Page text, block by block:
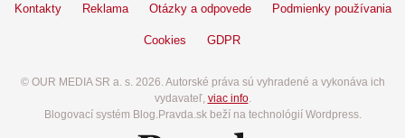
Kontakty Reklama Otázky a odpovede Podmienky používania
Cookies GDPR
© OUR MEDIA SR a. s. 2026. Autorské práva sú vyhradené a vykonáva ich
vydavateľ, viac info.
Blogovací systém Blog.Pravda.sk beží na technológií Wordpress.